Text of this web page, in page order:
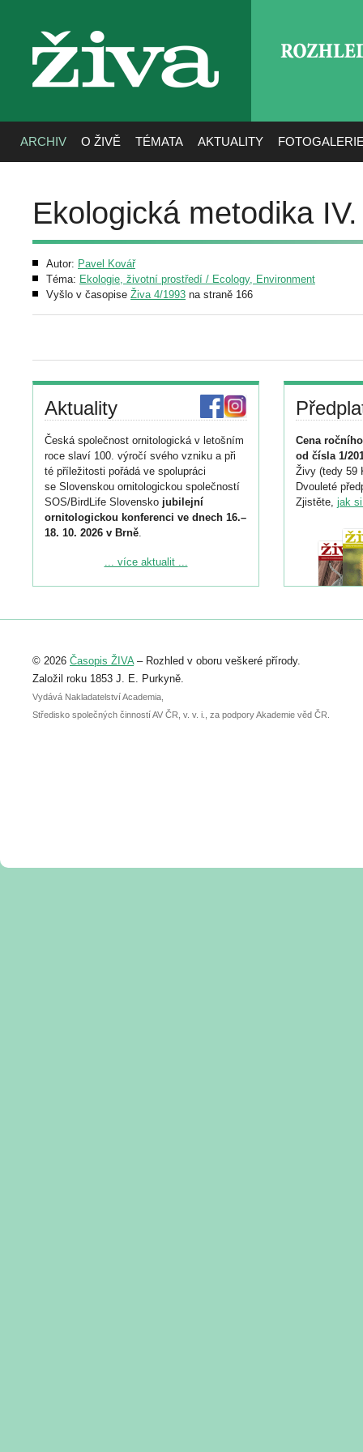
živa
ARCHIV O ŽIVĚ TÉMATA AKTUALITY
Ekologická metodika
Autor: Pavel Kovář
Téma: Ekologie, životní prostředí / Ecology, Environment
Vyšlo v časopise Živa 4/1993 na straně 166
Aktuality
Česká společnost ornitologická v letošním
roce slaví 100. výročí svého vzniku a při
té příležitosti pořádá ve spolupráci
se Slovenskou ornitologickou společností
SOS/BirdLife Slovensko jubilejní
ornitologickou konferenci ve dnech 16.–
18. 10. 2026 v Brně.
Podrobnější informace ke konferenci
Registrovat se můžete do 6. září.
abstraktu přihlášené přednášky nebo
posteru je už 30. června.
... více aktualit ...
Cena
od čísla 1/
Živy (tedy 59
Dvouleté
Zjistěte, jak
© 2026 Časopis ŽIVA– Rozhled v oboru veškeré přírody.
Založil roku 1853 J. E. Purkyně.
Vydává Nakladatelství Academia,
Středisko společných činností AV ČR, v. v. i., za podpory Akademie věd ČR.